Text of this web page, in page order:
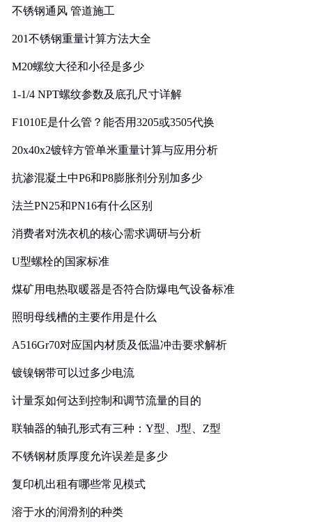
不锈钢通风 管道施工
201不锈钢重量计算方法大全
M20螺纹大径和小径是多少
1-1/4 NPT螺纹参数及底孔尺寸详解
F1010E是什么管？能否用3205或3505代换
20x40x2镀锌方管单米重量计算与应用分析
抗渗混凝土中P6和P8膨胀剂分别加多少
法兰PN25和PN16有什么区别
消费者对洗衣机的核心需求调研与分析
U型螺栓的国家标准
煤矿用电热取暖器是否符合防爆电气设备标准
照明母线槽的主要作用是什么
A516Gr70对应国内材质及低温冲击要求解析
镀镍钢带可以过多少电流
计量泵如何达到控制和调节流量的目的
联轴器的轴孔形式有三种：Y型、J型、Z型
不锈钢材质厚度允许误差是多少
复印机出租有哪些常见模式
溶于水的润滑剂的种类